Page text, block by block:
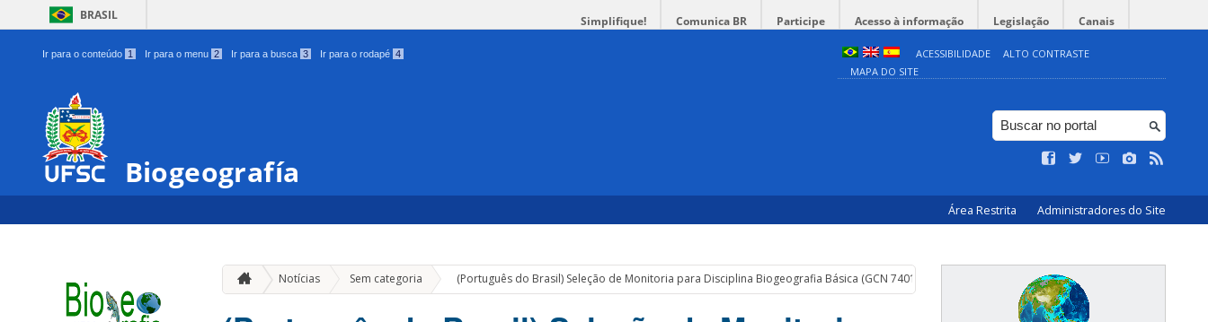
BRASIL Simplifique! Comunica BR Participe Acesso à informação Legislação Canais
Ir para o conteúdo 1 Ir para o menu 2 Ir para a busca 3 Ir para o rodapé 4 ACESSIBILIDADE
ALTO CONTRASTE
MAPA DO SITE
Biogeografía
Área Restrita Administradores do Site
Notícias Sem categoria » (Português do Brasil) Seleção de Monitoria para Disciplina Biogeografia Básica (GCN 7401), semestre 2025/1